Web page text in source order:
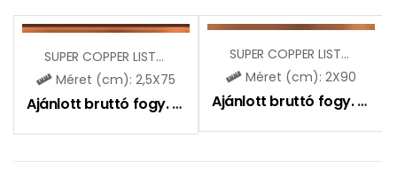
SUPER COPPER LISTELLO
Méret (cm): 2,5X75
Ajánlott bruttó fogy. ár: 6890Ft
SUPER COPPER LISTELLO
Méret (cm): 2X90
Ajánlott bruttó fogy. ár: